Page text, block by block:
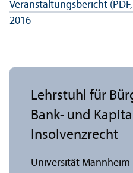
Veranstaltungs­bericht
2016
Lehr­stuhl für
Bank- und
Insolvenzrecht
Universität Mannheim